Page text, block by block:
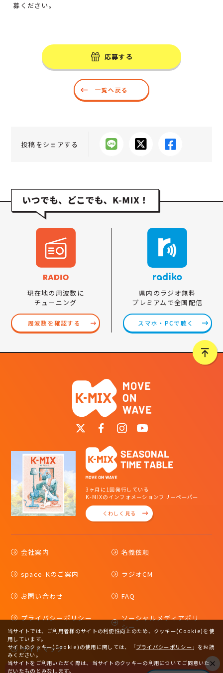
募ください。
一覧へ戻る
応募する
投稿をシェアする
現在地の周波数に
チューニング
周波数を確認する
県内のラジオ無料
プレミアムで全国配信
スマホ・PCで聴く
3ヶ月に1回発行している
K-MIXのインフォメーションフリーペーパー
くわしく見る
会社案内 名義依頼
space-Kのご案内 ラジオCM
お問い合わせ FAQ
プライバシーポリシー
ソーシャルメディアポリ
シー
サイトマップ
当サイトでは、ご利用者様のサイトの利便性向上のため、クッキー(Cookie)を使
用しています。
サイトのクッキー(Cookie)の使用に関しては、
「プライバシーポリシー 」をお読
みください。
当サイトをご利用いただく際は、当サイトのクッキーの利用についてご同意いた
だいたものとみなします。